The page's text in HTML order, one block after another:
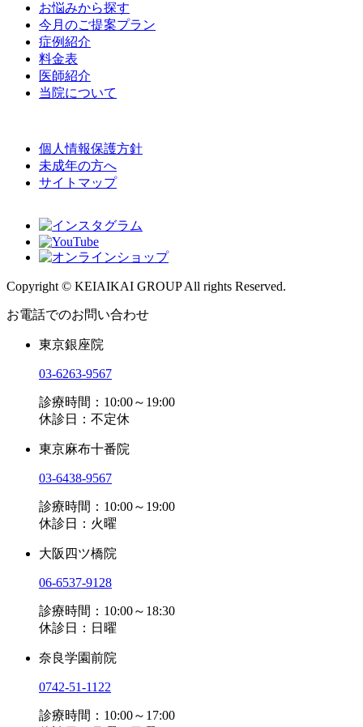
お悩みから探す
今月のご提案プラン
症例紹介
料金表
医師紹介
当院について
個人情報保護方針
未成年の方へ
サイトマップ
Copyright © KEIAIKAI GROUP All rights Reserved.
お電話でのお問い合わせ
東京銀座院
03-6263-9567
診療時間：10:00～19:00
休診日：不定休
東京麻布十番院
03-6438-9567
診療時間：10:00～19:00
休診日：火曜
大阪四ツ橋院
06-6537-9128
診療時間：10:00～18:30
休診日：日曜
奈良学園前院
0742-51-1122
診療時間：10:00～17:00